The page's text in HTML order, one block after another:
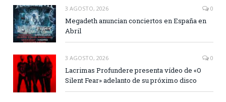
3 AGOSTO, 2026 0
Megadeth anuncian conciertos en España en
Abril
3 AGOSTO, 2026 0
Lacrimas Profundere presenta vídeo de «O
Silent Fear» adelanto de su próximo disco